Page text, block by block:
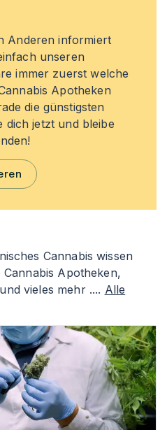
Anderen informiert
unseren
immer zuerst welche
Apotheken
die günstigsten
dich jetzt und bleibe
Cannabis wissen
Apotheken,
vieles mehr .... Alle